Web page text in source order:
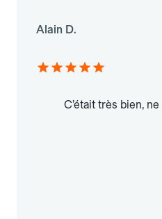
Alain D.
C’était très bien,